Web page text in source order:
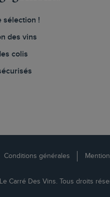
sélection !
des vins
colis
Conditions générales
Carré Des Vins. Tous droits